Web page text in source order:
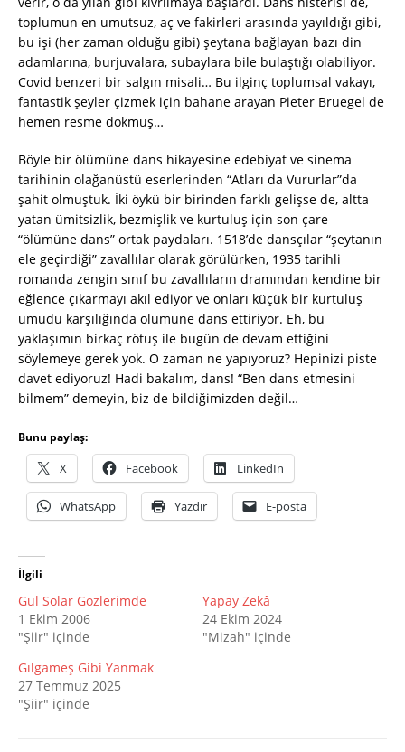
toplumun en umutsuz, aç ve fakirleri arasında yayıldığı gibi,
bu işi (her zaman olduğu gibi) şeytana bağlayan bazı din
adamlarına, burjuvalara, subaylara bile bulaştığı olabiliyor.
Covid benzeri bir salgın misali… Bu ilginç toplumsal vakayı,
fantastik şeyler çizmek için bahane arayan Pieter Bruegel de
hemen resme dökmüş…
Böyle bir ölümüne dans hikayesine edebiyat ve sinema
tarihinin olağanüstü eserlerinden “Atları da Vururlar”da
şahit olmuştuk. İki öykü bir birinden farklı gelişse de, altta
yatan ümitsizlik, bezmişlik ve kurtuluş için son çare
“ölümüne dans” ortak paydaları. 1518’de dansçılar “şeytanın
ele geçirdiği” zavallılar olarak görülürken, 1935 tarihli
romanda zengin sınıf bu zavallıların dramından kendine bir
eğlence çıkarmayı akıl ediyor ve onları küçük bir kurtuluş
umudu karşılığında ölümüne dans ettiriyor. Eh, bu
yaklaşımın birkaç rötuş ile bugün de devam ettiğini
söylemeye gerek yok. O zaman ne yapıyoruz? Hepinizi piste
davet ediyoruz! Hadi bakalım, dans! “Ben dans etmesini
bilmem” demeyin, biz de bildiğimizden değil…
Bunu paylaş:
X Facebook LinkedIn
WhatsApp Yazdır E-posta
İlgili
Gül Solar Gözlerimde
1 Ekim 2006
"Şiir" içinde
Yapay Zekâ
24 Ekim 2024
"Mizah" içinde
Gılgameş Gibi Yanmak
27 Temmuz 2025
"Şiir" içinde